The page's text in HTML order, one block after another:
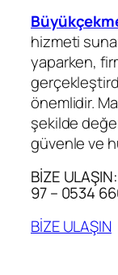
hizmeti
yaparken,
önemlidir.
şekilde
güvenle ve
BİZE
97 – 0534
BİZE ULAŞIN